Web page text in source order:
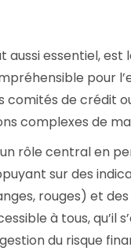
aussi essentiel, est
pour
comités de crédit
complexes de
rôle central en
sur des
rouges) et
à tous, qu’il
du risque